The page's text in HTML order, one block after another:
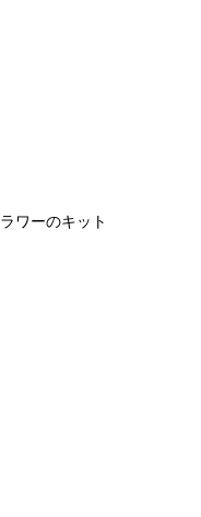
ワーのキット